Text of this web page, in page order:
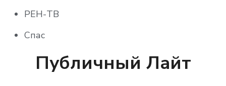
BRIDGE TV HITS (BRIDGE TV DANCE)
Music Box
RT DE HD
RT Doc HD
RT Spanish HD
РЕН-ТВ
Спас
СТСПубличный Лайт